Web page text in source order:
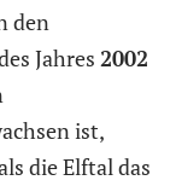
den
Jahres 2002
ist,
die Elftal das